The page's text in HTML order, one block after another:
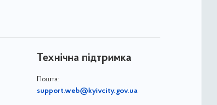
Технічна підтримка
Пошта:
support.web@kyivcity.gov.ua